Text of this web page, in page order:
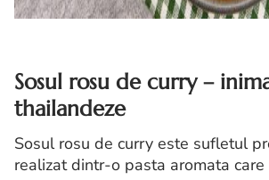
Sosul rosu de curry –
thailandeze
Sosul rosu de curry este sufletul
realizat dintr-o pasta aromata